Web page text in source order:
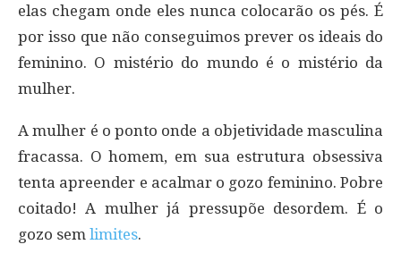
elas chegam onde eles nunca colocarão os pés. É
por isso que não conseguimos prever os ideais do
feminino. O mistério do mundo é o mistério da
mulher.
A mulher é o ponto onde a objetividade masculina
fracassa. O homem, em sua estrutura obsessiva
tenta apreender e acalmar o gozo feminino. Pobre
coitado! A mulher já pressupõe desordem. É o
gozo sem limites.